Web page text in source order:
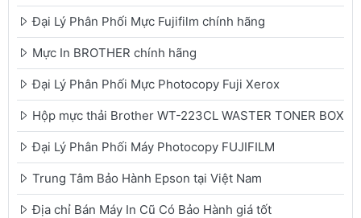
Đại Lý Phân Phối Mực Fujifilm chính hãng
Mực In BROTHER chính hãng
Đại Lý Phân Phối Mực Photocopy Fuji Xerox
Hộp mực thải Brother WT-223CL WASTER TONER BOX
Đại Lý Phân Phối Máy Photocopy FUJIFILM
Trung Tâm Bảo Hành Epson tại Việt Nam
Địa chỉ Bán Máy In Cũ Có Bảo Hành giá tốt